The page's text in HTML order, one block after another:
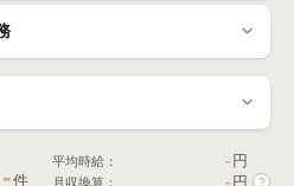
-件
平均時給： - 円
月収換算： - 円 ?